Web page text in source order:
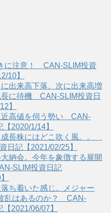
に注意！ CAN-SLIM投資
10】
出来高下落。次に出来高増
長に待機 CAN-SLIM投資日
】
近高値を伺う勢い CAN-
2020/1/14】
成長株にはどこ吹く風。。
日記【2021/02/25】
納会。今年を象徴する展開
SLIM投資日記
ち着いた感じ。メジャー
乱はあるのか？ CAN-
2021/06/07】